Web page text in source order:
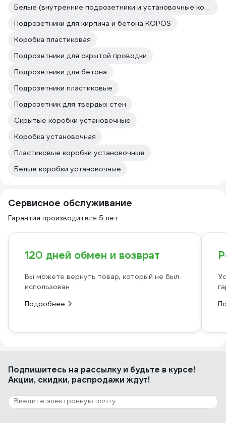
Белые (внутренние подрозетники и установочные коробки скрытой установки)
Подрозетники для кирпича и бетона KOPOS
Коробка пластиковая
Подрозетники для скрытой проводки
Подрозетники для бетона
Подрозетники пластиковые
Подрозетник для твердых стен
Скрытые коробки установочные
Коробка установочная
Пластиковые коробки установочные
Белые коробки установочные
Сервисное обслуживание
Гарантия производителя 5 лет
120 дней обмен и возврат
Вы можете вернуть товар, который не был
использован
Подробнее
Подпишитесь на рассылкуи будьте в курсе!
Акции, скидки, распродажи ждут!